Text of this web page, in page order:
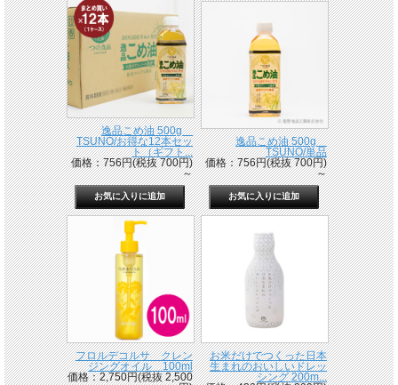
逸品こめ油 500g
TSUNO/お得な12本セッ
ト（ギフト...
価格：756円(税抜 700円)
～
逸品こめ油 500g
TSUNO/単品
価格：756円(税抜 700円)
～
フロルデコルサ クレン
ジングオイル 100ml
価格：2,750円(税抜 2,500
お米だけでつくった日本
生まれのおいしいドレッ
シング 200m...